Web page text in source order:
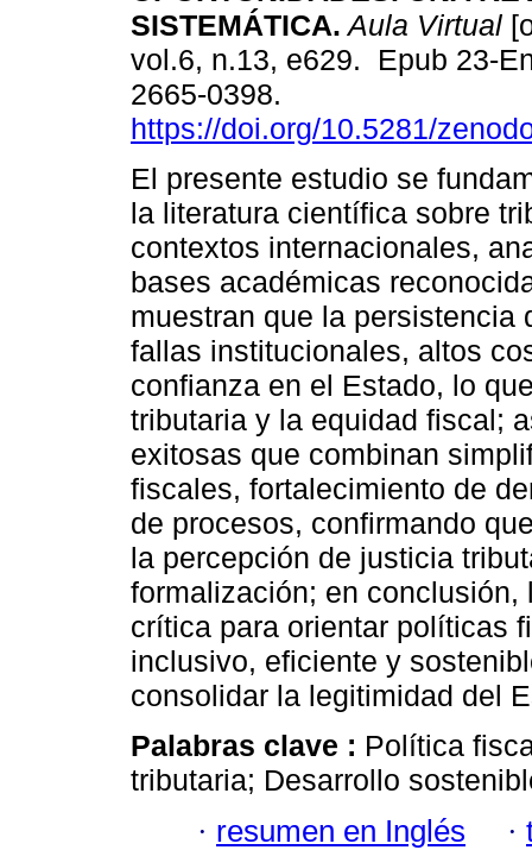
SISTEMÁTICA. Aula Virtual
vol.6, n.13, e629. Epub 23-
2665-0398.
https://doi.org/10.5281/
El presente estudio se
la literatura científica sobre
contextos internacionales,
bases académicas
muestran que la persistencia
fallas institucionales, altos
confianza en el Estado, lo
tributaria y la equidad fiscal;
exitosas que combinan
fiscales, fortalecimiento de
de procesos, confirmando
la percepción de justicia
formalización; en
crítica para orientar políticas
inclusivo, eficiente y
consolidar la legitimidad del
Palabras clave : Política
tributaria; Desarrollo
· resumen en Inglés ·